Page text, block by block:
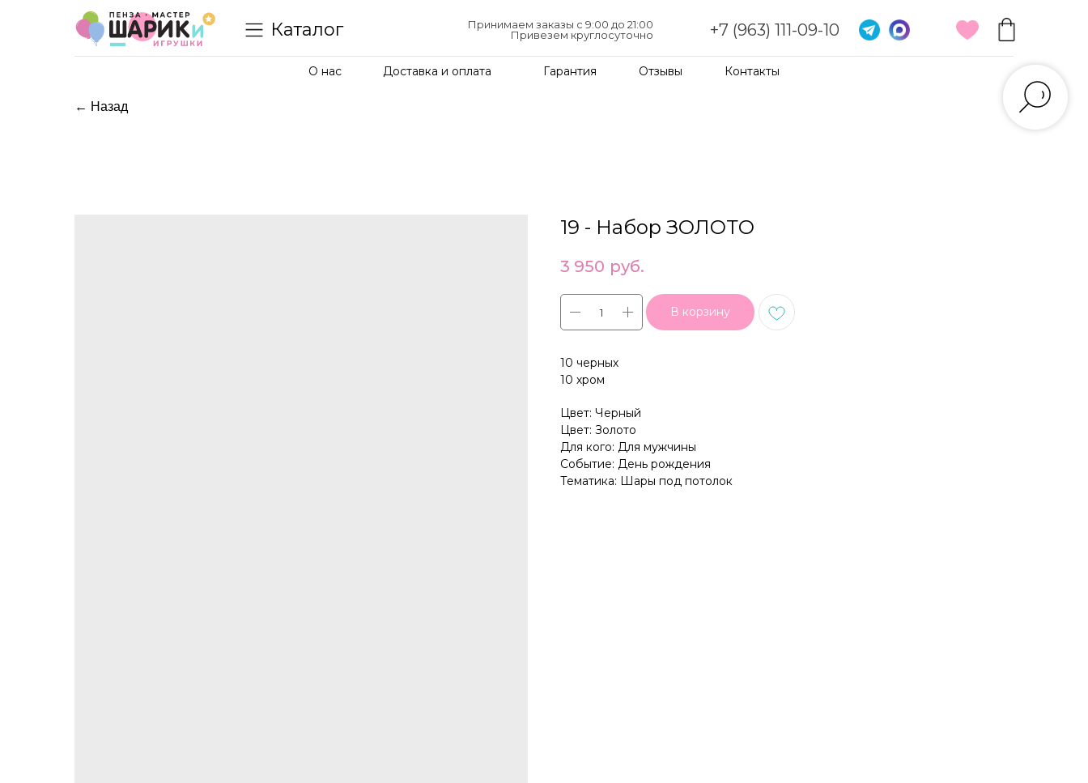
+7 (963) 111-09-10
Принимаем заказы с 9:00 до 21:00
Привезем круглосуточно
Каталог
Доставка и оплата Гарантия Отзывы Контакты
О нас
← Назад
19 - Набор ЗОЛОТО
3 950 руб.
В корзину
10 черных
10 хром
Цвет: Черный
Цвет: Золото
Для кого: Для мужчины
Событие: День рождения
Тематика: Шары под потолок